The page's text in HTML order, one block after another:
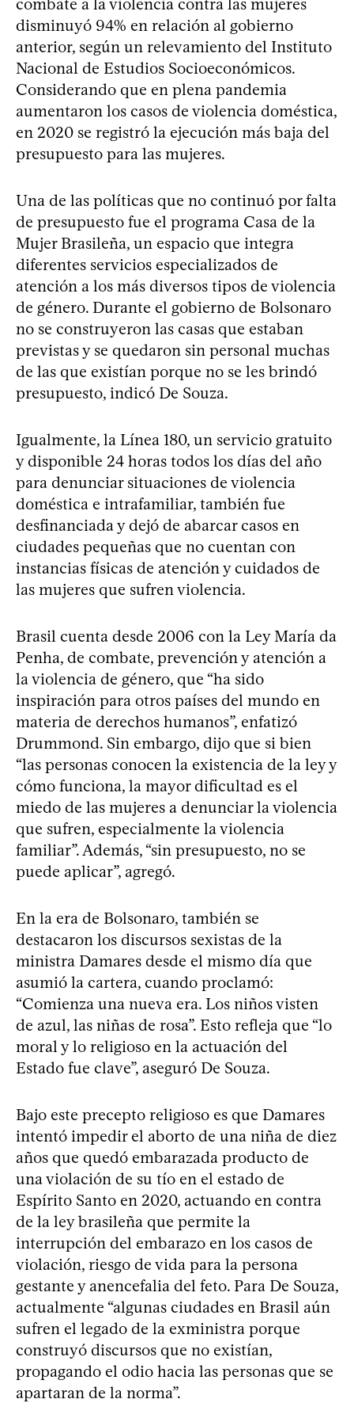
disminuyó 94% en relación al gobierno
anterior, según un relevamiento del Instituto
Nacional de Estudios Socioeconómicos.
Considerando que en plena pandemia
aumentaron los casos de violencia doméstica,
en 2020 se registró la ejecución más baja del
presupuesto para las mujeres.
Una de las políticas que no continuó por falta
de presupuesto fue el programa Casa de la
Mujer Brasileña, un espacio que integra
diferentes servicios especializados de
atención a los más diversos tipos de violencia
de género. Durante el gobierno de Bolsonaro
no se construyeron las casas que estaban
previstas y se quedaron sin personal muchas
de las que existían porque no se les brindó
presupuesto, indicó De Souza.
Igualmente, la Línea 180, un servicio gratuito
y disponible 24 horas todos los días del año
para denunciar situaciones de violencia
doméstica e intrafamiliar, también fue
desfinanciada y dejó de abarcar casos en
ciudades pequeñas que no cuentan con
instancias físicas de atención y cuidados de
las mujeres que sufren violencia.
Brasil cuenta desde 2006 con la Ley María da
Penha, de combate, prevención y atención a
la violencia de género, que “ha sido
inspiración para otros países del mundo en
materia de derechos humanos”, enfatizó
Drummond. Sin embargo, dijo que si bien
“las personas conocen la existencia de la ley y
cómo funciona, la mayor dificultad es el
miedo de las mujeres a denunciar la violencia
que sufren, especialmente la violencia
familiar”. Además, “sin presupuesto, no se
puede aplicar”, agregó.
En la era de Bolsonaro, también se
destacaron los discursos sexistas de la
ministra Damares desde el mismo día que
asumió la cartera, cuando proclamó:
“Comienza una nueva era. Los niños visten
de azul, las niñas de rosa”. Esto refleja que “lo
moral y lo religioso en la actuación del
Estado fue clave”, aseguró De Souza.
Bajo este precepto religioso es que Damares
intentó impedir el aborto de una niña de diez
años que quedó embarazada producto de
una violación de su tío en el estado de
Espírito Santo en 2020, actuando en contra
de la ley brasileña que permite la
interrupción del embarazo en los casos de
violación, riesgo de vida para la persona
gestante y anencefalia del feto. Para De Souza,
actualmente “algunas ciudades en Brasil aún
sufren el legado de la exministra porque
construyó discursos que no existían,
propagando el odio hacia las personas que se
apartaran de la norma”.